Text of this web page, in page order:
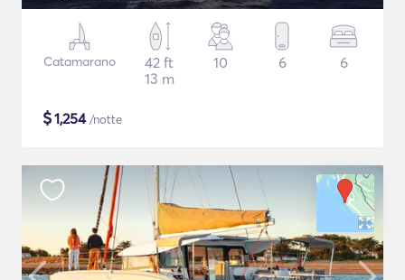
Catamarano
42 ft
13 m
10 6 6
$1,254/notte